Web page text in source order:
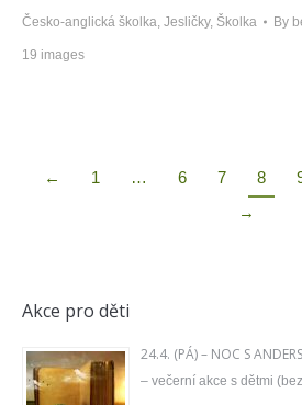
Česko-anglická školka, Jesličky, Školka By
19 images
← 1 … 6 7 8
→
Akce pro děti
24.4. (PÁ) – NOC S
– večerní akce s dětmi